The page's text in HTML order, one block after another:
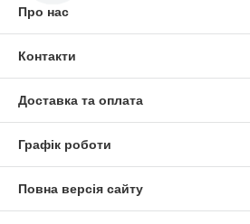
Про нас
Контакти
Доставка та оплата
Графік роботи
Повна версія сайту